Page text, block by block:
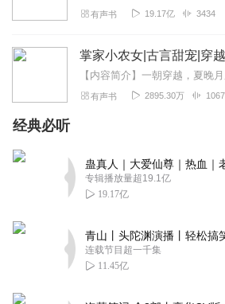
2022-04-30
蚂蚁小耳朵
喜欢主播的声音，很好听，也喜欢
好听，喜欢女主的聪明坚强，喜欢
回复
好听！主播辛苦了！文章生动具体
2022-04-17
吉祥三宝zhy
好好好好好好好好，故事好，主播播
有声书 19.17亿 3434
掌家小农女|古言甜宠|穿
有声书 2895.30万 1067
经典必听
专辑播放量超19.1亿
19.17亿
连载节目超一千集
11.45亿